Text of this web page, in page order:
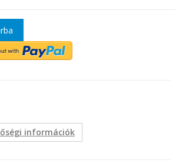
információk